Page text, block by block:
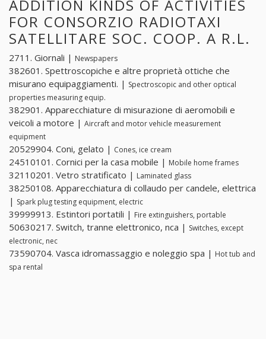
ADDITION KINDS OF ACTIVITIES
FOR CONSORZIO RADIOTAXI
SATELLITARE SOC. COOP. A R.L.
2711. Giornali | Newspapers
382601. Spettroscopiche e altre proprietà ottiche che
misurano equipaggiamenti. | Spectroscopic and other optical
properties measuring equip.
382901. Apparecchiature di misurazione di aeromobili e
veicoli a motore | Aircraft and motor vehicle measurement
equipment
20529904. Coni, gelato | Cones, ice cream
24510101. Cornici per la casa mobile | Mobile home frames
32110201. Vetro stratificato | Laminated glass
38250108. Apparecchiatura di collaudo per candele, elettrica
| Spark plug testing equipment, electric
39999913. Estintori portatili | Fire extinguishers, portable
50630217. Switch, tranne elettronico, nca | Switches, except
electronic, nec
73590704. Vasca idromassaggio e noleggio spa | Hot tub and
spa rental